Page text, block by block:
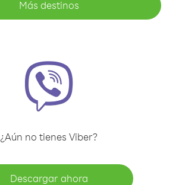
Más destinos
¿Aún no tienes Viber?
Descargar ahora